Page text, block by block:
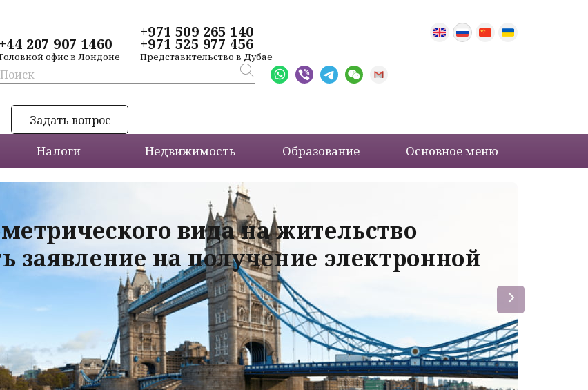
+44 207 907 1460
офис в Лондоне
+971 509 265 140
+971 525 977 456
Представительство в Дубае
Задать вопрос
Налоги Недвижимость Образование Основное меню
вида на жительство
заявление на получение электронной